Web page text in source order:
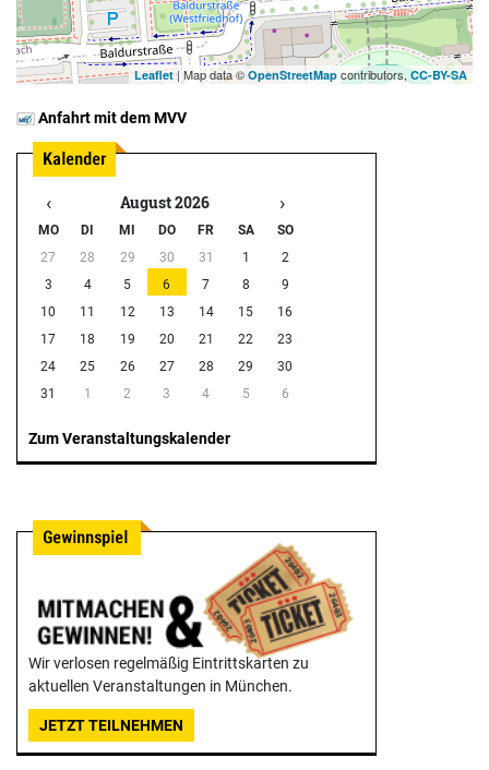
Leaflet| Map data © OpenStreetMap contributors,CC-BY-SA
Anfahrt mit dem MVV
‹ August 2026 ›
MO DI MI DO FR SA
SO
27
28 29 30 31 1
2
3
4 5 6 7 8
9
10
11 12 13 14 15
16
17
18 19 20 21 22
23
24
25 26 27 28 29
30
31
1 2 3 4 5 6
Zum Veranstaltungskalender
Wir verlosen regelmäßig Eintrittskarten zu
aktuellen Veranstaltungen in München.
JETZT TEILNEHMEN